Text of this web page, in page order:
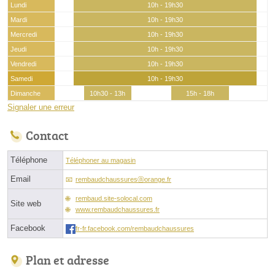
Lundi
10h - 19h30
Mardi
10h - 19h30
Mercredi
10h - 19h30
Jeudi
10h - 19h30
Vendredi
10h - 19h30
Samedi
10h - 19h30
Dimanche
10h30 - 13h 15h - 18h
Signaler une erreur
Contact
Téléphone Téléphoner au magasin
Email rembaudchaussuresⓐorange.fr
Site web
rembaud.site-solocal.com
www.rembaudchaussures.fr
Facebook fr-fr.facebook.com/rembaudchaussures
Plan et adresse